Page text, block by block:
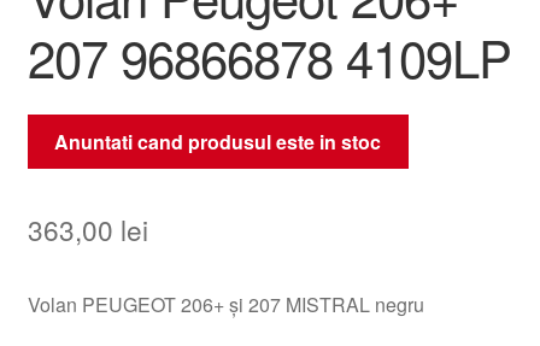
Termeni si conditii
207 96866878 4109LP
Anuntati cand produsul este in stoc
363,00 lei
Volan PEUGEOT 206+ și 207 MISTRAL negru